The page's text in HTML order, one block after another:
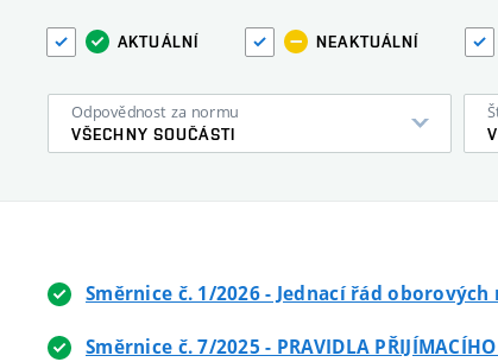
AKTUÁLNÍ NEAKTUÁLNÍ
Odpovědnost za normu
VŠECHNY SOUČÁSTI
Směrnice č. 1/2026 - Jednací řád
Směrnice č. 7/2025 - PRAVIDLA PŘIJÍMACÍHO